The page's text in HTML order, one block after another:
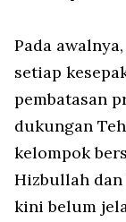
Pada
setiap
pembatasan
dukungan
kelompok
Hizbullah
kini belum